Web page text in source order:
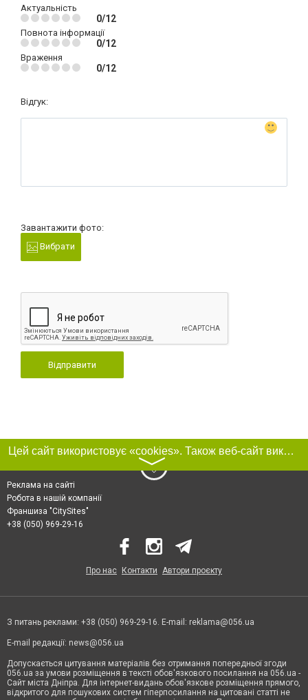
Актуальність
0/12
Повнота інформації
0/12
Враження
0/12
Відгук:
Завантажити фото:
Вибрати
Відправити
Цей сайт використовує «cookies». Також веб-сайт використовує інтернет-сервіс для збору технічних даних стосовно відвідувачів з метою отримання маркетингової та статистичної інформації. Умови обробки даних відвідувачів сайту див.
〉
Реклама на сайті
Робота в нашій компанії
Франшиза "CitySites"
+38 (050) 969-29-16
Про нас Контакти Автори проєкту
З питань реклами: +38 (050) 969-29-16. E-mail: reklama@056.ua
E-mail редакції: news@056.ua
Допускається цитування матеріалів без отримання попередньої згоди
056.ua за умови розміщення в тексті обов'язкового посилання на 056.ua -
Сайт міста Дніпра. Для інтернет-видань обов'язкове розміщення прямого,
відкритого для пошукових систем гіперпосилання на цитовані статті не